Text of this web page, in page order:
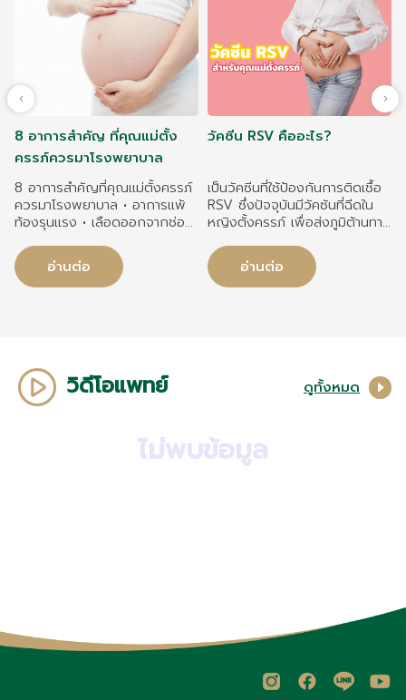
8 อาการสำคัญ ที่คุณแม่ตั้ง
ครรภ์ควรมาโรงพยาบาล
8 อาการสำคัญที่คุณแม่ตั้งครรภ์
ควรมาโรงพยาบาล • อาการแพ้
ท้องรุนแรง • เลือดออกจากช่อง
ไข้สูง • ลูกดิ้นน้อยลง หรือไม่ดิ้น
• อาการเจ็บครรภ์คลอด • น้ำเดิน
หรือถุงน้ำคร่ำแตก • ตัวบวม น้ำ
อ่านต่อ
วัคซีน RSV คืออะไร?
เป็นวัคซีนที่ใช้ป้องกันการติดเชื้อ
RSV ซึ่งปัจจุบันมีวัคซันที่ฉีดใน
หญิงตั้งครรภ์ เพื่อส่งภูมิต้านทาน
ไวรัสที่ก่อให้เกิดโรคระบบทางเดิน
หายใจ และเป็นสาเหตุหลักของ
ปอดอักเสบและหลอดลมอักเสบใน
อ่านต่อ
วิดีโอแพทย์ ดูทั้งหมด
ไม่พบข้อมูล